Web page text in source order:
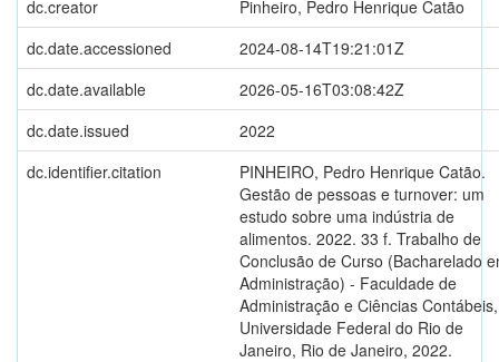
dc.creator
Pinheiro, Pedro Henrique Catão
dc.date.accessioned
2024-08-14T19:21:01Z
dc.date.available
2026-05-16T03:08:42Z
dc.date.issued
2022
dc.identifier.citation
PINHEIRO, Pedro Henrique Catão.
Gestão de pessoas e turnover: um
estudo sobre uma indústria de
alimentos. 2022. 33 f. Trabalho de
Conclusão de Curso (Bacharelado
Administração) - Faculdade de
Administração e Ciências Contábeis,
Universidade Federal do Rio de
Janeiro, Rio de Janeiro, 2022.